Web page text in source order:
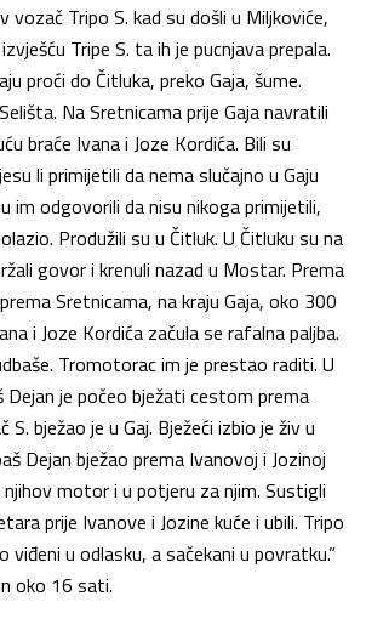
vozač Tripo S. kad su došli u Miljkoviće,
Tripe S. ta ih je pucnjava prepala.
proći do Čitluka, preko Gaja, šume.
Na Sretnicama prije Gaja navratili
braće Ivana i Joze Kordića. Bili su
li primijetili da nema slučajno u Gaju
im odgovorili da nisu nikoga primijetili,
Produžili su u Čitluk. U Čitluku su na
govor i krenuli nazad u Mostar. Prema
Sretnicama, na kraju Gaja, oko 300
i Joze Kordića začula se rafalna paljba.
Tromotorac im je prestao raditi. U
je počeo bježati cestom prema
S. bježao je u Gaj. Bježeći izbio je živ u
Dejan bježao prema Ivanovoj i Jozinoj
njihov motor i u potjeru za njim. Sustigli
prije Ivanove i Jozine kuće i ubili. Tripo
viđeni u odlasku, a sačekani u povratku.”
oko 16 sati.